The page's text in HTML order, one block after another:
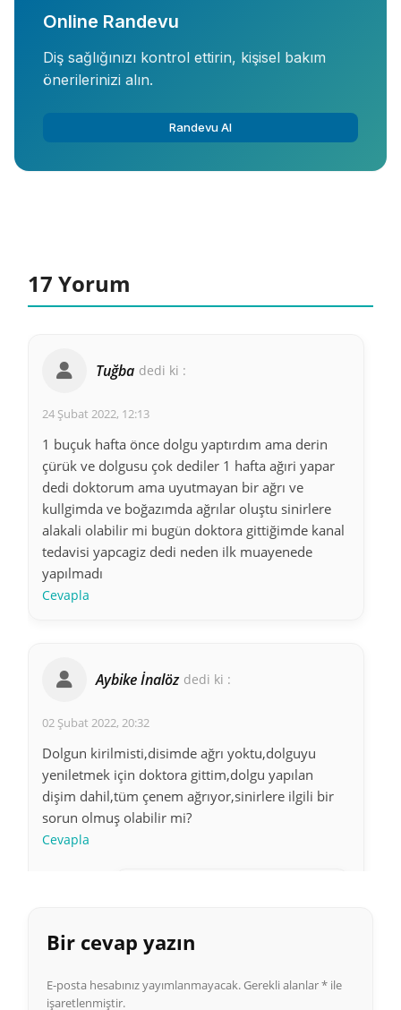
Online Randevu
Diş sağlığınızı kontrol ettirin, kişisel bakım
önerilerinizi alın.
Randevu Al
17 Yorum
Tuğba dedi ki :
24 Şubat 2022, 12:13
1 buçuk hafta önce dolgu yaptırdım ama derin
çürük ve dolgusu çok dediler 1 hafta ağıri yapar
dedi doktorum ama uyutmayan bir ağrı ve
kullgimda ve boğazımda ağrılar oluştu sinirlere
alakali olabilir mi bugün doktora gittiğimde kanal
tedavisi yapcagiz dedi neden ilk muayenede
yapılmadı
Cevapla
Aybike İnalöz dedi ki :
02 Şubat 2022, 20:32
Dolgun kirilmisti,disimde ağrı yoktu,dolguyu
yeniletmek için doktora gittim,dolgu yapılan
dişim dahil,tüm çenem ağrıyor,sinirlere ilgili bir
sorun olmuş olabilir mi?
Cevapla
03 Mayıs 2022, 03:41
Aynı durumdayım suan
Bir cevap yazın
E-posta hesabınız yayımlanmayacak.Gerekli alanlar* ile
işaretlenmiştir.